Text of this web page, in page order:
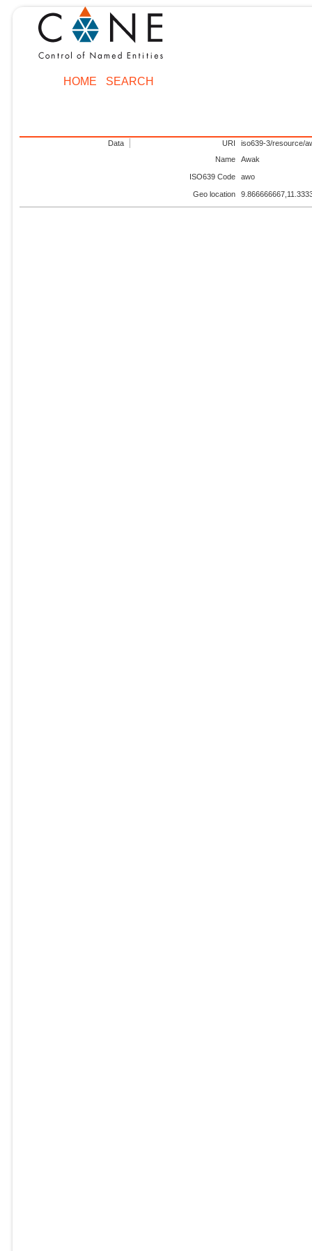
HOME SEARCH
Data URI
iso639-3/resource/
Name
Awak
ISO639 Code awo
Geo location